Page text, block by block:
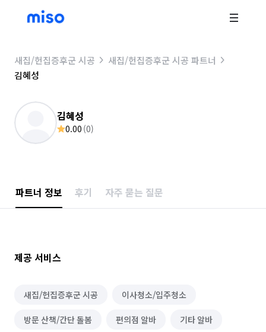
새집/헌집증후군 시공
새집/헌집증후군 시공 파트너
김혜성
김혜성
0.00 (0)
파트너 정보 후기 자주 묻는 질문
제공 서비스
새집/헌집증후군 시공 이사청소/입주청소
방문 산책/간단 돌봄 편의점 알바 기타 알바